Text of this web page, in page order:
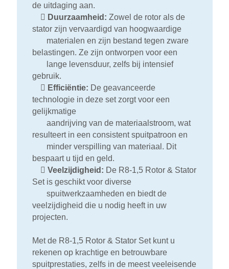
de uitdaging aan.
 Duurzaamheid: Zowel de rotor als de
stator zijn vervaardigd van hoogwaardige
materialen en zijn bestand tegen zware
belastingen. Ze zijn ontworpen voor een
lange levensduur, zelfs bij intensief
gebruik.
 Efficiëntie: De geavanceerde
technologie in deze set zorgt voor een
gelijkmatige
aandrijving van de materiaalstroom, wat
resulteert in een consistent spuitpatroon en
minder verspilling van materiaal. Dit
bespaart u tijd en geld.
 Veelzijdigheid: De R8-1,5 Rotor & Stator
Set is geschikt voor diverse
spuitwerkzaamheden en biedt de
veelzijdigheid die u nodig heeft in uw
projecten.
Met de R8-1,5 Rotor & Stator Set kunt u
rekenen op krachtige en betrouwbare
spuitprestaties, zelfs in de meest veeleisende